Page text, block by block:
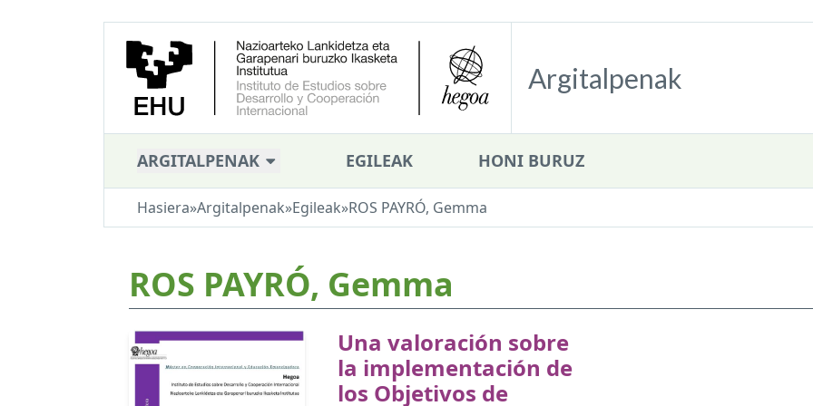
Argitalpenak
ARGITALPENAK EGILEAK HONI BURUZ
Hasiera»Argitalpenak»Egileak»ROS PAYRÓ, Gemma
ROS PAYRÓ, Gemma
Una valoración sobre
la implementación de
los Objetivos de